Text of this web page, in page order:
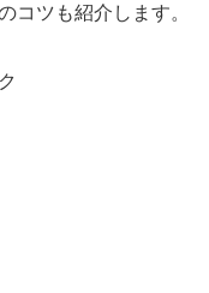
コツも紹介します。